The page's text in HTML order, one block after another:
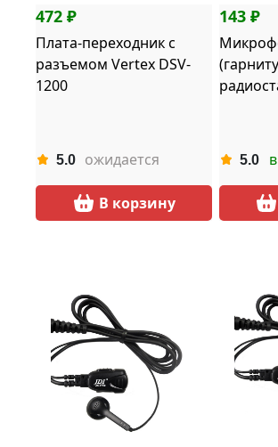
472 ₽
Плата-переходник с
разъемом Vertex DSV-
1200
5.0 ожидается
В корзину
143 ₽
5.0